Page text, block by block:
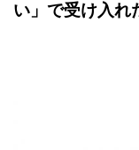
い」で受け入れ